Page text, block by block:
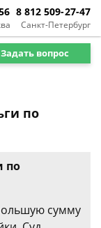
Санкт-Петербург
8 812 509-27-47
Задать вопрос
по
по
сумму